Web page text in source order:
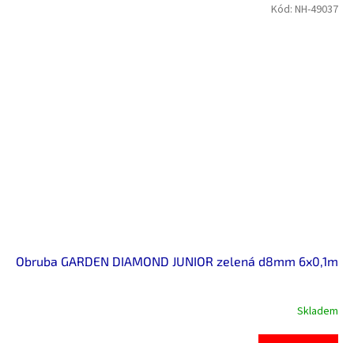
Obruba GARDEN DIAMOND JUNIOR zelená d8mm 6x0,1m
Skladem
Kód: NH-49037